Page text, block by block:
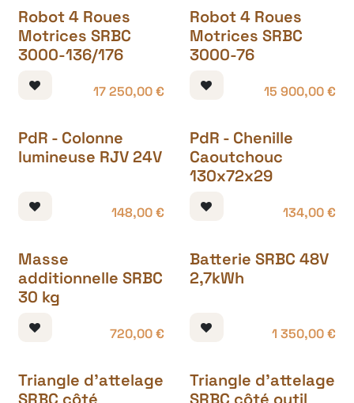
Robot 4 Roues
Motrices SRBC
3000-136/176
17 250,00€
Robot 4 Roues
Motrices SRBC
3000-76
15 900,00€
PdR - Colonne
lumineuse RJV 24V
148,00€
PdR - Chenille
Caoutchouc
130x72x29
134,00€
Masse
additionnelle SRBC
30 kg
720,00€
Batterie SRBC 48V
2,7kWh
1 350,00€
Triangle d'attelage
Triangle d'attelage